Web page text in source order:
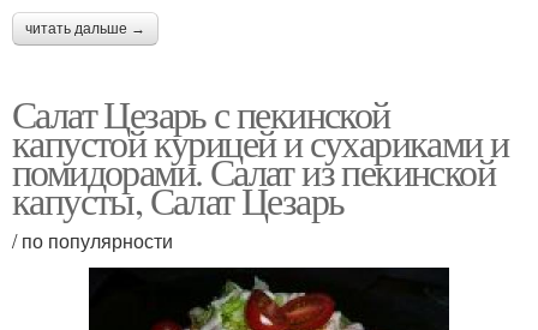
читать дальше →
Салат Цезарь с пекинской
капустой курицей и сухариками и
помидорами. Салат из пекинской
капусты, Салат Цезарь
/ по популярности